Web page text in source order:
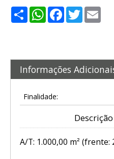
ShareWhatsApp
Facebook
Twitter
Informações
Finalidade:
A/T: 1.000,00 m² (frente: